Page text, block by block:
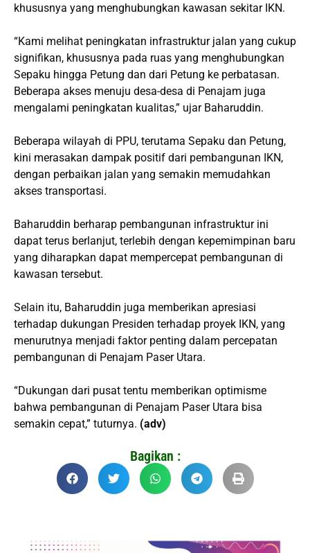
khususnya yang menghubungkan kawasan sekitar IKN.
“Kami melihat peningkatan infrastruktur jalan yang cukup
signifikan, khususnya pada ruas yang menghubungkan
Sepaku hingga Petung dan dari Petung ke perbatasan.
Beberapa akses menuju desa-desa di Penajam juga
mengalami peningkatan kualitas,” ujar Baharuddin.
Beberapa wilayah di PPU, terutama Sepaku dan Petung,
kini merasakan dampak positif dari pembangunan IKN,
dengan perbaikan jalan yang semakin memudahkan
akses transportasi.
Baharuddin berharap pembangunan infrastruktur ini
dapat terus berlanjut, terlebih dengan kepemimpinan baru
yang diharapkan dapat mempercepat pembangunan di
kawasan tersebut.
Selain itu, Baharuddin juga memberikan apresiasi
terhadap dukungan Presiden terhadap proyek IKN, yang
menurutnya menjadi faktor penting dalam percepatan
pembangunan di Penajam Paser Utara.
“Dukungan dari pusat tentu memberikan optimisme
bahwa pembangunan di Penajam Paser Utara bisa
semakin cepat,” tuturnya. (adv)
Bagikan :